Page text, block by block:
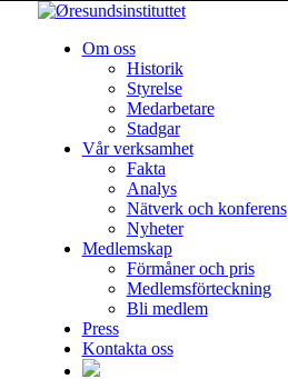
Om oss
Historik
Styrelse
Medarbetare
Stadgar
Vår verksamhet
Fakta
Analys
Nätverk och konferens
Nyheter
Medlemskap
Förmåner och pris
Medlemsförteckning
Bli medlem
Press
Kontakta oss